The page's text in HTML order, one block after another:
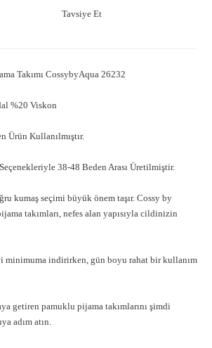
Tavsiye Et
Takımı CossybyAqua 26232
%20 Viskon
Ürün Kullanılmıştır.
38-48 Beden Arası Üretilmiştir.
kumaş seçimi büyük önem taşır. Cossy by
takımları, nefes alan yapısıyla cildinizin
minimuma indirirken, gün boyu rahat bir kullanım
getiren pamuklu pijama takımlarını şimdi
adım atın.